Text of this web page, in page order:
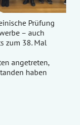
Prüfung
– auch
zum 38. Mal
angetreten,
haben